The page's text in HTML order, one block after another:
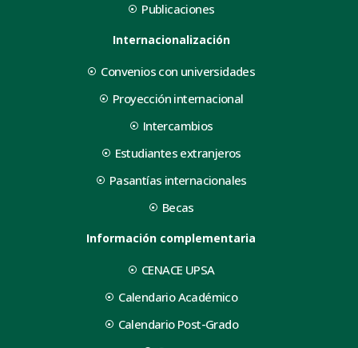
Publicaciones
Internacionalización
Convenios con universidades
Proyección internacional
Intercambios
Estudiantes extranjeros
Pasantías internacionales
Becas
Información complementaria
CENACE UPSA
Calendario Académico
Calendario Post-Grado